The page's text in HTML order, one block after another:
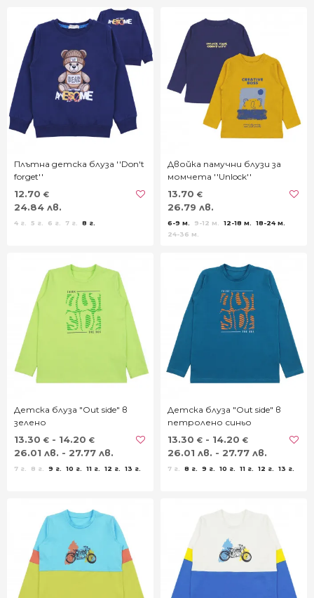
Плътна детска блуза ''Don't
forget''
12.70 €
24.84 лв.
4 г. 5 г. 6 г. 7 г. 8 г.
Двойка памучни блузи за
момчета ''Unlock''
13.70 €
26.79 лв.
6-9 м. 9-12 м. 12-18 м.
18-24 м.
24-36 м.
Детска блуза "Out side" в
зелено
13.30 € - 14.20 €
26.01 лв. - 27.77 лв.
7 г. 8 г. 9 г. 10 г. 11 г. 12 г. 13 г.
Детска блуза "Out side" в
петролено синьо
13.30 € - 14.20 €
26.01 лв. - 27.77 лв.
7 г. 8 г. 9 г. 10 г. 11 г. 12 г. 13 г.